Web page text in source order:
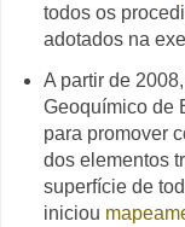
todos os
adotados na
A partir de
Geoquímico de
para promover
dos elementos
superfície de
iniciou